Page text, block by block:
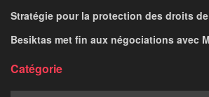
Stratégie pour la protection des droits
Besiktas met fin aux négociations avec
Catégorie